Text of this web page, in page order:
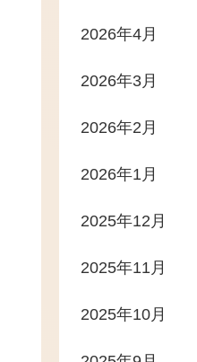
2026年4月
2026年3月
2026年2月
2026年1月
2025年12月
2025年11月
2025年10月